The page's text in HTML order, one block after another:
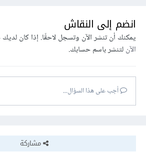
انضم إلى النقاش
يمكنك أن تنشر الآن وتسجل لاحقًا. إذا كان
الآنلتنشر باسم حسابك.
أجب على هذا السؤال...
مشاركة